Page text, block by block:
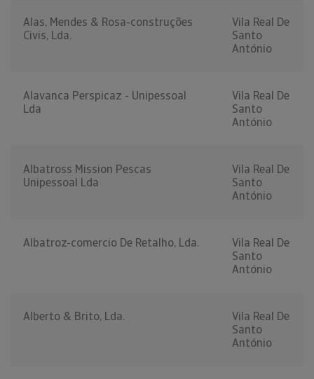
Alas, Mendes & Rosa-construções
Civis, Lda.
Vila Real De
Santo
António
Alavanca Perspicaz - Unipessoal
Lda
Vila Real De
Santo
António
Albatross Mission Pescas
Unipessoal Lda
Vila Real De
Santo
António
Albatroz-comercio De Retalho, Lda.
Vila Real De
Santo
António
Alberto & Brito, Lda.
Vila Real De
Santo
António